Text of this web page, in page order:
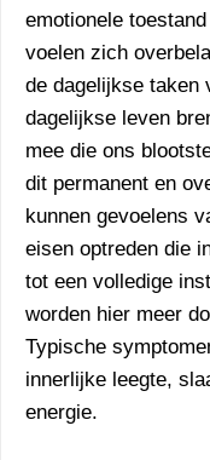
emotionele
voelen zich
de dagelijkse taken
dagelijkse leven
mee die ons
dit permanent en
kunnen gevoelens
eisen optreden die
tot een volledige
worden hier meer
Typische
innerlijke leegte,
energie.